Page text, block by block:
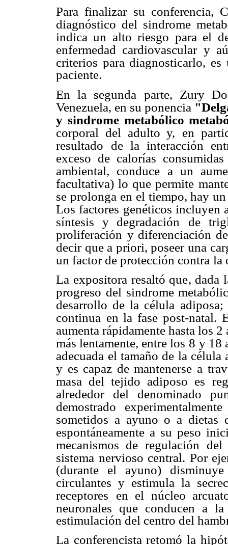
Para finalizar su conferencia,
diagnóstico del sindrome
indica un alto riesgo para el
enfermedad cardiovascular y
criterios para diagnosticarlo, es
paciente.
En la segunda parte, Zury
Venezuela, en su ponencia
y sindrome metabólico
corporal del adulto y, en
resultado
de la interacción
exceso de calorías
ambiental, conduce a un
facultativa) lo que permite
se prolonga en el tiempo, hay
Los factores genéticos incluyen
síntesis y degradación
de
proliferación y diferenciación
decir que a priori, poseer una
un factor de protección contra la
La expositora resaltó que, dada
progreso del sindrome
desarrollo de la célula
continua en la fase post-natal.
aumenta rápidamente hasta los 2
más lentamente, entre los 8 y 18
adecuada el tamaño de la célula
y es capaz de mantenerse a
masa del tejido adiposo es
alrededor del
denominado
demostrado
sometidos a ayuno o a dietas
espontáneamente a su peso
mecanismos de regulación
sistema nervioso central. Por
(durante el ayuno)
circulantes y estimula la
receptores
en el núcleo
neuronales que conducen a
estimulación del centro del
La conferencista retomó la